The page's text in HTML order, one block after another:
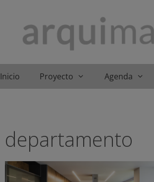
Inicio Proyecto Agenda
departamento